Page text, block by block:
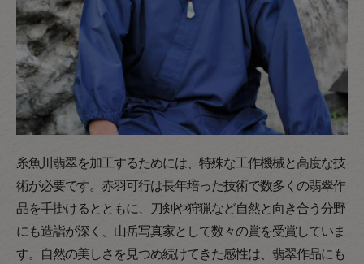
糸魚川翡翠を加工するためには、特殊な工作機械と高度な技
術が必要です。赤羽可行は長年培った技術で数多くの翡翠作
品を手掛けるとともに、刀剣や狩猟など自然と向き合う分野
にも造詣が深く、山岳写真家として数々の賞を受賞していま
す。自然の美しさを見つめ続けてきた感性は、翡翠作品にも